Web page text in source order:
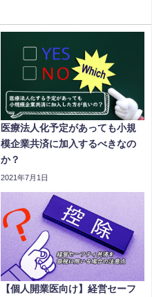
医療法人化予定があっても小規
模企業共済に加入するべきなの
か？
2021年7月1日
【個人開業医向け】経営セーフ